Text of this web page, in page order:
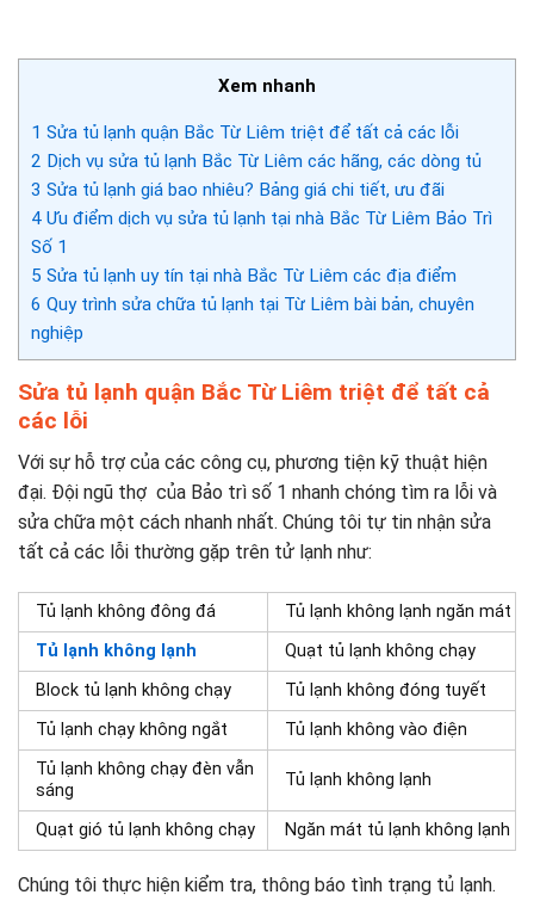
Xem nhanh
1 Sửa tủ lạnh quận Bắc Từ Liêm triệt để tất cả các lỗi
2 Dịch vụ sửa tủ lạnh Bắc Từ Liêm các hãng, các dòng tủ
3 Sửa tủ lạnh giá bao nhiêu? Bảng giá chi tiết, ưu đãi
4 Ưu điểm dịch vụ sửa tủ lạnh tại nhà Bắc Từ Liêm Bảo Trì
Số 1
5 Sửa tủ lạnh uy tín tại nhà Bắc Từ Liêm các địa điểm
6 Quy trình sửa chữa tủ lạnh tại Từ Liêm bài bản, chuyên
nghiệp
Sửa tủ lạnh quận Bắc Từ Liêm triệt để tất cả
các lỗi
Với sự hỗ trợ của các công cụ, phương tiện kỹ thuật hiện
đại. Đội ngũ thợ của Bảo trì số 1 nhanh chóng tìm ra lỗi và
sửa chữa một cách nhanh nhất. Chúng tôi tự tin nhận sửa
tất cả các lỗi thường gặp trên tử lạnh như:
Tủ lạnh không đông đá
Tủ lạnh không lạnh ngăn mát
Tủ lạnh không lạnh
Quạt tủ lạnh không chạy
Block tủ lạnh không chạy
Tủ lạnh không đóng tuyết
Tủ lạnh chạy không ngắt
Tủ lạnh không vào điện
Tủ lạnh không chạy đèn vẫn
sáng
Tủ lạnh không lạnh
Quạt gió tủ lạnh không chạy Ngăn mát tủ lạnh không lạnh
Chúng tôi thực hiện kiểm tra, thông báo tình trạng tủ lạnh.